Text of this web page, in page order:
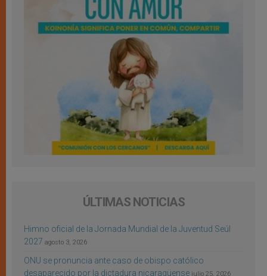
ÚLTIMAS NOTICIAS
Himno oficial de la Jornada Mundial de la Juventud Seúl
2027 agosto 3, 2026
ONU se pronuncia ante caso de obispo católico
desaparecido por la dictadura nicaragüense julio 25, 2026